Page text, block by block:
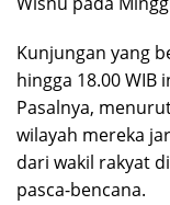
​Kunjungan yang
hingga 18.00 WIB
Pasalnya,
wilayah mereka
dari wakil rakyat
pasca-bencana.